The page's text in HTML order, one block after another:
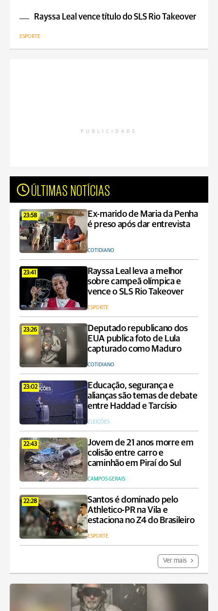
Rayssa Leal vence título do SLS Rio Takeover
ESPORTE
PUBLICIDADE
ÚLTIMAS NOTÍCIAS
23:58
Ex-marido de Maria da Penha
é preso após dar entrevista
COTIDIANO
23:41
Rayssa Leal leva a melhor
sobre campeã olímpica e
vence o SLS Rio Takeover
ESPORTE
23:26
Deputado republicano dos
EUA publica foto de Lula
capturado como Maduro
COTIDIANO
23:02
Educação, segurança e
alianças são temas de debate
entre Haddad e Tarcísio
ELEIÇÕES
22:43
Jovem de 21 anos morre em
colisão entre carro e
caminhão em Piraí do Sul
CAMPOS GERAIS
22:28
Santos é dominado pelo
Athletico-PR na Vila e
estaciona no Z4 do Brasileiro
ESPORTE
Ver mais